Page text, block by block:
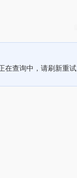
在查询中，请刷新重试